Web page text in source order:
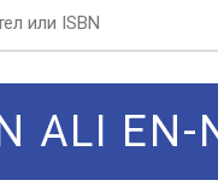
ALI EN-